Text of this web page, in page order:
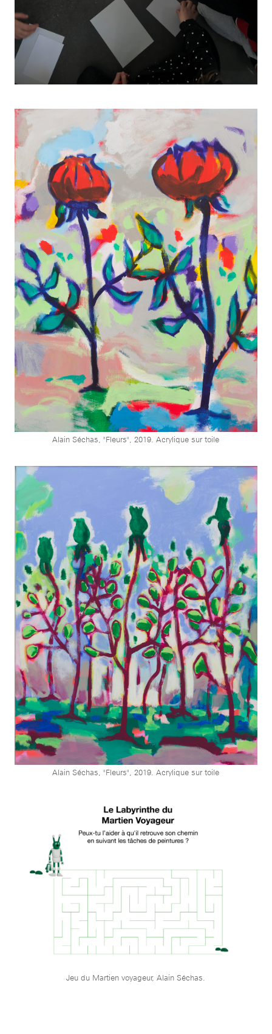
Alain Séchas, "Fleurs", 2019. Acrylique sur toile
Alain Séchas, "Fleurs", 2019. Acrylique sur toile
Jeu du Martien voyageur, Alain Séchas.